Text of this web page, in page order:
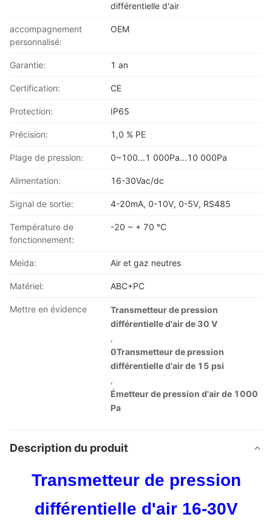
différentielle d'air
accompagnement
personnalisé:
OEM
Garantie: 1 an
Certification: CE
Protection: IP65
Précision: 1,0 % PE
Plage de pression: 0~100...1 000Pa...10 000Pa
Alimentation: 16-30Vac/dc
Signal de sortie: 4-20mA, 0-10V, 0-5V, RS485
Température de
fonctionnement:
-20 ~ + 70 ℃
Meida: Air et gaz neutres
Matériel: ABC+PC
Mettre en évidence
Transmetteur de pression
différentielle d'air de 30 V
,
0Transmetteur de pression
différentielle d'air de 15 psi
,
Émetteur de pression d'air de 1000
Pa
Description du produit
Transmetteur de pression
différentielle d'air 16-30V